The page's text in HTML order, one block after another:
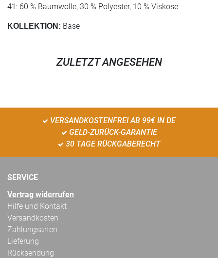
41: 60 % Baumwolle, 30 % Polyester, 10 % Viskose
KOLLEKTION: Base
ZULETZT ANGESEHEN
VERSANDKOSTENFREI AB 99€ IN DE
GELD-ZURÜCK-GARANTIE
30 TAGE RÜCKGABERECHT
SERVICE
Vertrag widerrufen
Hilfe und Kontakt
Versandkosten
Zahlungsarten
Lieferung
Rücksendung